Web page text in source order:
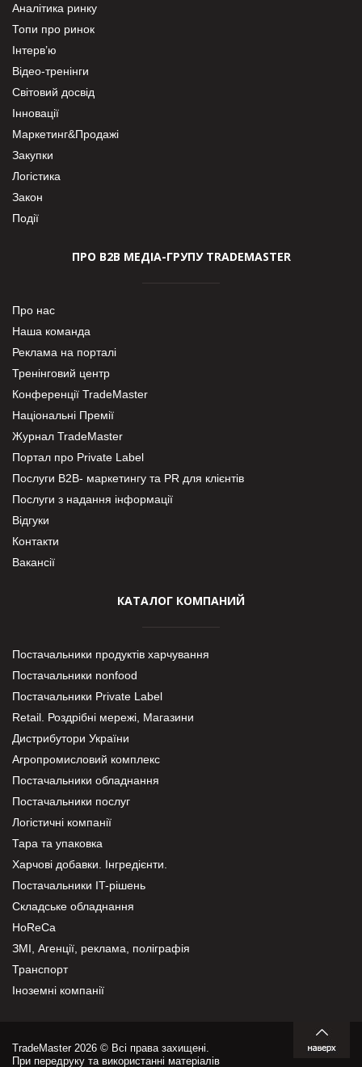
Аналітика ринку
Топи про ринок
Інтерв’ю
Відео-тренінги
Світовий досвід
Інновації
Маркетинг&Продажі
Закупки
Логістика
Закон
Події
ПРО В2В МЕДІА-ГРУПУ TRADEMASTER
Про нас
Наша команда
Реклама на порталі
Тренінговий центр
Конференції TradeMaster
Національні Премії
Журнал TradeMaster
Портал про Private Label
Послуги В2В- маркетингу та PR для клієнтів
Послуги з надання інформації
Відгуки
Контакти
Вакансії
КАТАЛОГ КОМПАНИЙ
Постачальники продуктів харчування
Постачальники nonfood
Постачальники Private Label
Retail. Роздрібні мережі, Магазини
Дистрибутори України
Агропромисловий комплекс
Постачальники обладнання
Постачальники послуг
Логістичні компанії
Тара та упаковка
Харчові добавки. Інгредієнти.
Постачальники IT-рішень
Складське обладнання
HoReCa
ЗМІ, Агенції, реклама, поліграфія
Транспорт
Іноземні компанії
TradeMaster 2026 © Всі права захищені.
При передруку та використанні матеріалів